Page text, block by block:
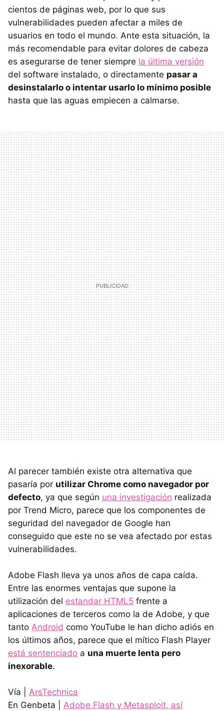
cientos de páginas web, por lo que sus
vulnerabilidades pueden afectar a miles de
usuarios en todo el mundo. Ante esta situación, la
más recomendable para evitar dolores de cabeza
es asegurarse de tener siempre la última versión
del software instalado, o directamente pasar a
desinstalarlo o intentar usarlo lo mínimo posible
hasta que las aguas empiecen a calmarse.
Al parecer también existe otra alternativa que
pasaría por utilizar Chrome como navegador por
defecto, ya que según una investigación realizada
por Trend Micro, parece que los componentes de
seguridad del navegador de Google han
conseguido que este no se vea afectado por estas
vulnerabilidades.
Adobe Flash lleva ya unos años de capa caída.
Entre las enormes ventajas que supone la
utilización del estandar HTML5 frente a
aplicaciones de terceros como la de Adobe, y que
tanto Android como YouTube le han dicho adiós en
los últimos años, parece que el mítico Flash Player
está sentenciado a una muerte lenta pero
inexorable.
Vía | ArsTechnica
En Genbeta | Adobe Flash y Metasploit, así